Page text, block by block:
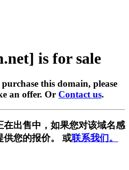
is for sale
this domain, please
an offer. Or Contact us.
在出售中，如果您对该域名感
供您的报价。 或联系我们。